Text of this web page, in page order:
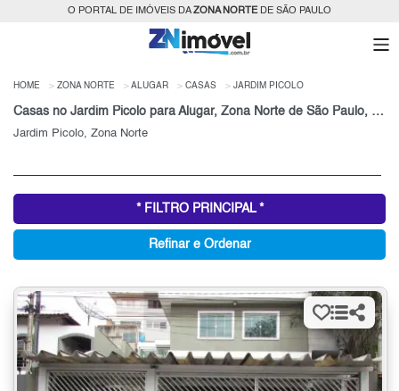
O PORTAL DE IMÓVEIS DAZONA NORTEDE SÃO PAULO
HOME ZONA NORTE ALUGAR CASAS JARDIM PICOLO
Casas no Jardim Picolo para Alugar, Zona Norte de São Paulo, SP
Jardim Picolo, Zona Norte
* FILTRO PRINCIPAL *
Refinar e Ordenar